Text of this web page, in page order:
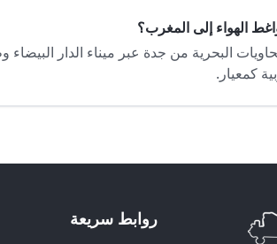
الهواء إلى المغرب؟
كمعيار.
روابط سريعة